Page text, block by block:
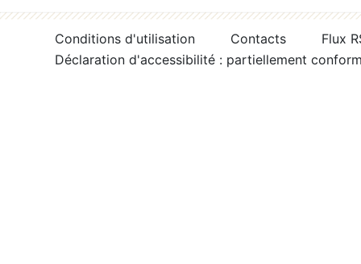
Conditions d'utilisation Contacts
Flux
Déclaration d'accessibilité : partiellement